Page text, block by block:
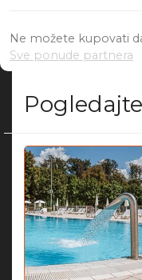
Ne možete kupovati
Sve ponude partnera